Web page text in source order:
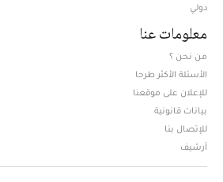
دولي
معلومات عنا
من نحن ؟
الأسئلة الأكثر طرحا
للإعلان على موقعنا
بيانات قانونية
للإتصال بنا
أرشيف